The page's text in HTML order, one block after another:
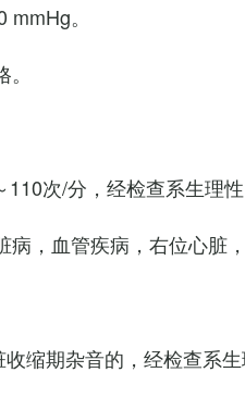
。
110次/分，经检查系生理
，血管疾病，右位心脏，
缩期杂音的，经检查系